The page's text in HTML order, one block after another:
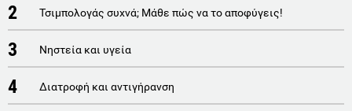
2 Τσιμπολογάς συχνά; Μάθε πώς να το αποφύγεις!
3 Νηστεία και υγεία
4 Διατροφή και αντιγήρανση